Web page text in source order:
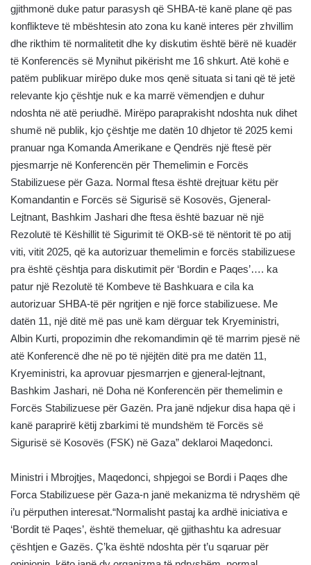
gjithmonë duke patur parasysh që SHBA-të kanë plane që pas
konflikteve të mbështesin ato zona ku kanë interes për zhvillim
dhe rikthim të normalitetit dhe ky diskutim është bërë në kuadër
të Konferencës së Mynihut pikërisht me 16 shkurt. Atë kohë e
patëm publikuar mirëpo duke mos qenë situata si tani që të jetë
relevante kjo çështje nuk e ka marrë vëmendjen e duhur
ndoshta në atë periudhë. Mirëpo paraprakisht ndoshta nuk dihet
shumë në publik, kjo çështje me datën 10 dhjetor të 2025 kemi
pranuar nga Komanda Amerikane e Qendrës një ftesë për
pjesmarrje në Konferencën për Themelimin e Forcës
Stabilizuese për Gaza. Normal ftesa është drejtuar këtu për
Komandantin e Forcës së Sigurisë së Kosovës, Gjeneral-
Lejtnant, Bashkim Jashari dhe ftesa është bazuar në një
Rezolutë të Këshillit të Sigurimit të OKB-së të nëntorit të po atij
viti, vitit 2025, që ka autorizuar themelimin e forcës stabilizuese
pra është çështja para diskutimit për ‘Bordin e Paqes’…. ka
patur një Rezolutë të Kombeve të Bashkuara e cila ka
autorizuar SHBA-të për ngritjen e një force stabilizuese. Me
datën 11, një ditë më pas unë kam dërguar tek Kryeministri,
Albin Kurti, propozimin dhe rekomandimin që të marrim pjesë në
atë Konferencë dhe në po të njëjtën ditë pra me datën 11,
Kryeministri, ka aprovuar pjesmarrjen e gjeneral-lejtnant,
Bashkim Jashari, në Doha në Konferencën për themelimin e
Forcës Stabilizuese për Gazën. Pra janë ndjekur disa hapa që i
kanë paraprirë këtij zbarkimi të mundshëm të Forcës së
Sigurisë së Kosovës (FSK) në Gaza” deklaroi Maqedonci.
Ministri i Mbrojtjes, Maqedonci, shpjegoi se Bordi i Paqes dhe
Forca Stabilizuese për Gaza-n janë mekanizma të ndryshëm që
i’u përputhen interesat.“Normalisht pastaj ka ardhë iniciativa e
‘Bordit të Paqes’, është themeluar, që gjithashtu ka adresuar
çështjen e Gazës. Ç’ka është ndoshta për t’u sqaruar për